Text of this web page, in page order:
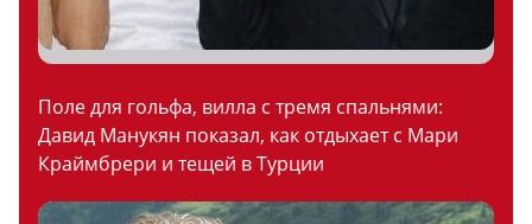
Поле для гольфа, вилла с тремя спальнями:
Давид Манукян показал, как отдыхает с Мари
Краймбрери и тещей в Турции